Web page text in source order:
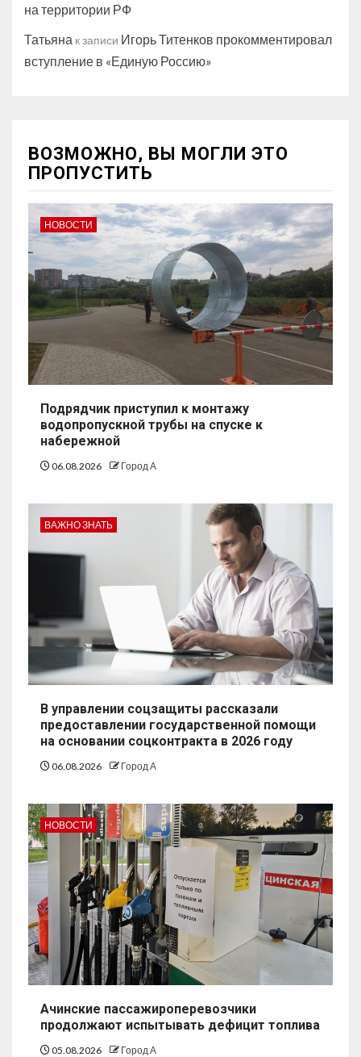
на территории РФ
Татьяна к записи Игорь Титенков прокомментировал
вступление в «Единую Россию»
ВОЗМОЖНО, ВЫ МОГЛИ ЭТО
ПРОПУСТИТЬ
НОВОСТИ
Подрядчик приступил к монтажу
водопропускной трубы на спуске к
набережной
06.08.2026 Город А
ВАЖНО ЗНАТЬ
В управлении соцзащиты рассказали
предоставлении государственной помощи
на основании соцконтракта в 2026 году
06.08.2026 Город А
НОВОСТИ
Ачинские пассажироперевозчики
продолжают испытывать дефицит топлива
05.08.2026 Город А